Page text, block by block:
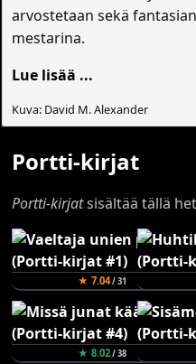
arvostetaan sekä
mestarina.
Lue lisää ...
Kuva: David M. Alexander
Portti-kirjat
Portti-kirjatsisältää tällä
★ 7.04/ 31
★ 8.02/ 38